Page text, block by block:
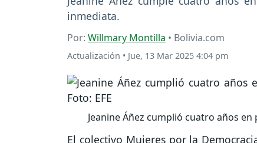
inmediata.
Por: Willmary Montilla • Bolivia.com
Actualización • Jue, 13 Mar 2025 4:04 pm
Jeanine Áñez cumplió cuatro años
El colectivo Mujeres por la